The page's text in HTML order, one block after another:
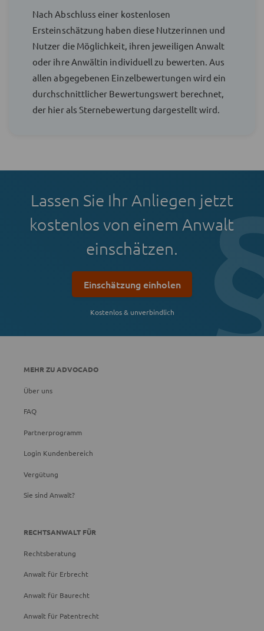
Nach Abschluss einer kostenlosen
Ersteinschätzung haben diese Nutzerinnen und
Nutzer die Möglichkeit, ihren jeweiligen Anwalt
oder ihre Anwältin individuell zu bewerten. Aus
allen abgegebenen Einzelbewertungen wird ein
durchschnittlicher Bewertungswert berechnet,
der hier als Sternebewertung dargestellt wird.
Lassen Sie Ihr Anliegen jetzt
kostenlos von einem Anwalt
einschätzen.
Einschätzung einholen
Kostenlos & unverbindlich
MEHR ZU ADVOCADO
Über uns
FAQ
Partnerprogramm
Login Kundenbereich
Vergütung
Sie sind Anwalt?
RECHTSANWALT FÜR
Rechtsberatung
Anwalt für Erbrecht
Anwalt für Baurecht
Anwalt für Patentrecht